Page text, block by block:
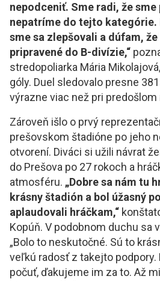
nepodceniť. Sme radi, že
nepatríme do tejto kategórie.
sme sa zlepšovali a dúfam,
pripravené do B-divízie,“
stredopoliarka Mária
góly. Duel sledovalo presne
výrazne viac než pri predošlom
Zároveň išlo o prvý
prešovskom štadióne po jeho
otvorení. Diváci si užili návrat
do Prešova po 27 rokoch a
atmosféru. „Dobre sa nám tu
krásny štadión a bol úžasný
aplaudovali hráčkam,“
Kopúň. V podobnom duchu sa
„Bolo to neskutočné. Sú to
veľkú radosť z takejto podpory.
počuť, ďakujeme im za to. Až